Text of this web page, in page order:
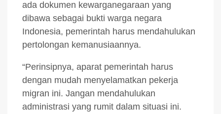
ada dokumen kewarganegaraan yang
dibawa sebagai bukti warga negara
Indonesia, pemerintah harus mendahulukan
pertolongan kemanusiaannya.
“Perinsipnya, aparat pemerintah harus
dengan mudah menyelamatkan pekerja
migran ini. Jangan mendahulukan
administrasi yang rumit dalam situasi ini.